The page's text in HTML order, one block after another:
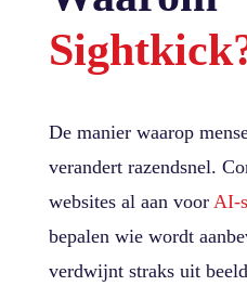
De manier waarop
verandert razendsnel.
websites al aan voor AI-
bepalen wie wordt
verdwijnt straks uit